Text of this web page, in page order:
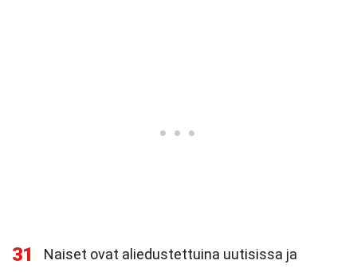
31
Naiset ovat aliedustettuina uutisissa ja